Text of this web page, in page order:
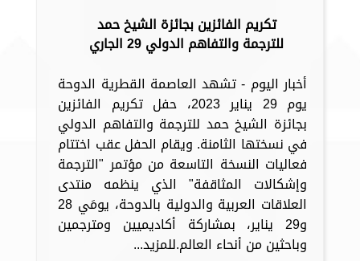
تكريم الفائزين بجائزة الشيخ حمد
للترجمة والتفاهم الدولي 29 الجاري
أخبار اليوم - تشهد العاصمة القطرية الدوحة
يوم 29 يناير 2023، حفل تكريم الفائزين
بجائزة الشيخ حمد للترجمة والتفاهم الدولي
في نسختها الثامنة. ويقام الحفل عقب اختتام
فعاليات النسخة التاسعة من مؤتمر "الترجمة
وإشكالات المثاقفة" الذي ينظمه منتدى
العلاقات العربية والدولية بالدوحة، يومَي 28
و29 يناير، بمشاركة أكاديميين ومترجمين
وباحثين من أنحاء العالم.للمزيد...